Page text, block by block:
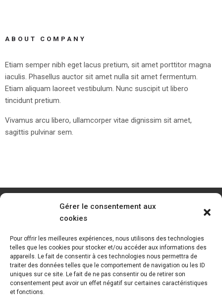
Gérer le consentement aux
cookies
Pour offrir les meilleures expériences, nous utilisons des technologies
telles que les cookies pour stocker et/ou accéder aux informations des
appareils. Le fait de consentir à ces technologies nous permettra de
traiter des données telles que le comportement de navigation ou les ID
uniques sur ce site. Le fait de ne pas consentir ou de retirer son
consentement peut avoir un effet négatif sur certaines caractéristiques
et fonctions.
ABOUT COMPANY
Etiam semper nibh eget lacus pretium, sit amet porttitor magna
iaculis. Phasellus auctor sit amet nulla sit amet fermentum.
Etiam aliquam laoreet vestibulum. Nunc suscipit ut libero
tincidunt pretium.
Vivamus arcu libero, ullamcorper vitae dignissim sit amet,
sagittis pulvinar sem.